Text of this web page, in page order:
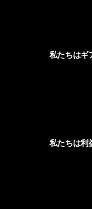
私たちはギ
私たちは利